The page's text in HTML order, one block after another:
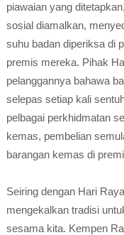
piawaian yang
sosial diamalkan,
suhu badan diperiksa di
premis mereka. Pihak
pelanggannya bahawa
selepas setiap kali
pelbagai perkhidmatan
kemas, pembelian
barangan kemas di
Seiring dengan Hari
mengekalkan tradisi
sesama kita. Kempen